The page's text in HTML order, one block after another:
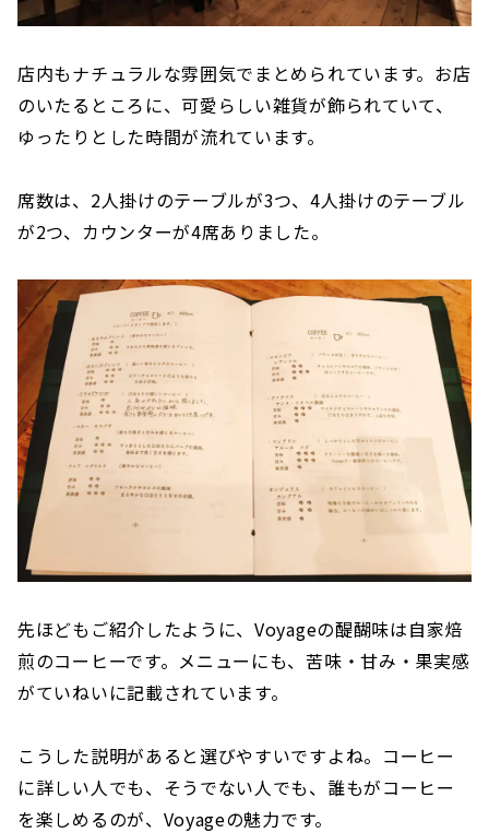
店内もナチュラルな雰囲気でまとめられています。お店
のいたるところに、可愛らしい雑貨が飾られていて、
ゆったりとした時間が流れています。
席数は、2人掛けのテーブルが3つ、4人掛けのテーブル
が2つ、カウンターが4席ありました。
先ほどもご紹介したように、Voyageの醍醐味は自家焙
煎のコーヒーです。メニューにも、苦味・甘み・果実感
がていねいに記載されています。
こうした説明があると選びやすいですよね。コーヒー
に詳しい人でも、そうでない人でも、誰もがコーヒー
を楽しめるのが、Voyageの魅力です。